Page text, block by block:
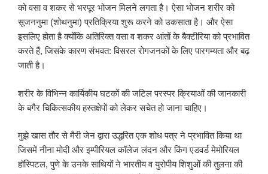
को वसा व शकर से भरपूर भोजन मिलने लगता है। ऐसा भोजन शरीर को
सूजननुमा (शोथनुमा) प्रतिक्रिया शुरू करने को उकसाता है। और ऐसा
इसलिए होता है क्योंकि अतिरिक्त वसा व शकर आंतों के बैक्टीरिया को प्रभावित
करते हैं, जिसके कारण संभवत: विसरल रोगजनकों के लिए पारगम्यता और बढ़
जाती है।
शरीर के विभिन्न कार्यिकीय घटकों की जटिल परस्पर क्रियाओं की जानकारी
के बगैर चिकित्सकीय हस्तक्षेपों को लेकर सचेत हो जाना चाहिए।
मुझे खास तौर से मैरी जेन द्वारा उद्धरित एक शोध पत्र ने प्रभावित किया था
जिसमें नीना मोदी और इम्पीरियल कॉलेज लंदन और किंग एडवर्ड मेमोरियल
हॉस्पिटल, पुणे के उनके साथियों ने भारतीय व युरोपीय शिशुओं की तुलना की